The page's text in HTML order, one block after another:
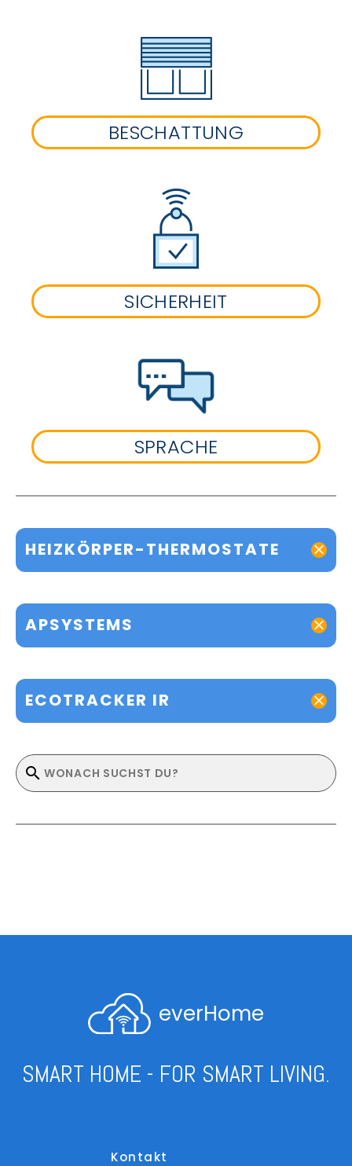
BESCHATTUNG
SICHERHEIT
SPRACHE
HEIZKÖRPER-THERMOSTATE
APSYSTEMS
ECOTRACKER IR
everHome
SMART HOME - FOR SMART LIVING.
Kontakt